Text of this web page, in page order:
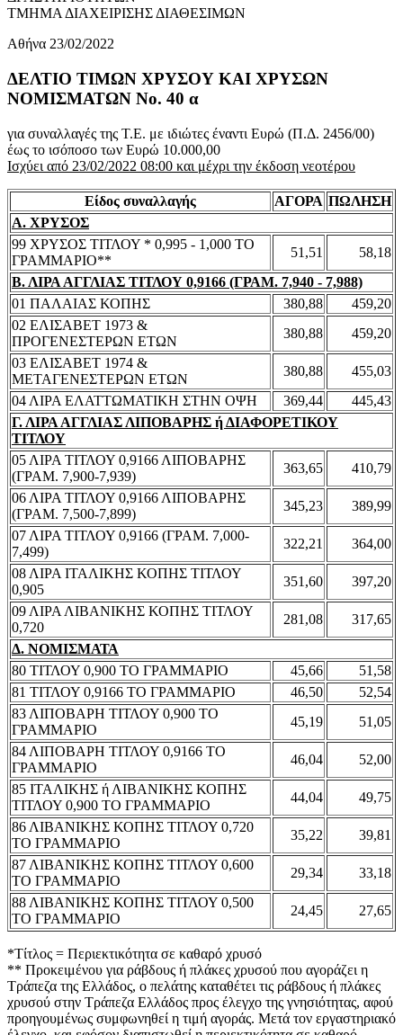
ΤΜΗΜΑ ΔΙΑΧΕΙΡΙΣΗΣ ΔΙΑΘΕΣΙΜΩΝ
Αθήνα 23/02/2022
ΔΕΛΤΙΟ ΤΙΜΩΝ ΧΡΥΣΟΥ ΚΑΙ ΧΡΥΣΩΝ
ΝΟΜΙΣΜΑΤΩΝ No. 40 α
για συναλλαγές της Τ.Ε. με ιδιώτες έναντι Ευρώ (Π.Δ. 2456/00)
έως το ισόποσο των Ευρώ 10.000,00
Ισχύει από 23/02/2022 08:00 και μέχρι την έκδοση νεοτέρου
Είδος συναλλαγής ΑΓΟΡΑ ΠΩΛΗΣΗ
Α. ΧΡΥΣΟΣ
99 ΧΡΥΣΟΣ ΤΙΤΛΟΥ * 0,995 - 1,000 ΤΟ
ΓΡΑΜΜΑΡΙΟ**
51,51
58,18
Β. ΛΙΡΑ ΑΓΓΛΙΑΣ ΤΙΤΛΟΥ 0,9166 (ΓΡΑΜ. 7,940 - 7,988)
01 ΠΑΛΑΙΑΣ ΚΟΠΗΣ
380,88
459,20
02 ΕΛΙΣΑΒΕΤ 1973 &
ΠΡΟΓΕΝΕΣΤΕΡΩΝ ΕΤΩΝ
380,88
459,20
03 ΕΛΙΣΑΒΕΤ 1974 &
ΜΕΤΑΓΕΝΕΣΤΕΡΩΝ ΕΤΩΝ
380,88
455,03
04 ΛΙΡΑ ΕΛΑΤΤΩΜΑΤΙΚΗ ΣΤΗΝ ΟΨΗ
369,44
445,43
Γ. ΛΙΡΑ ΑΓΓΛΙΑΣ ΛΙΠΟΒΑΡΗΣ ή ΔΙΑΦΟΡΕΤΙΚΟΥ
ΤΙΤΛΟΥ
05 ΛΙΡΑ ΤΙΤΛΟΥ 0,9166 ΛΙΠΟΒΑΡΗΣ
(ΓΡΑΜ. 7,900-7,939)
363,65
410,79
06 ΛΙΡΑ ΤΙΤΛΟΥ 0,9166 ΛΙΠΟΒΑΡΗΣ
(ΓΡΑΜ. 7,500-7,899)
345,23
389,99
07 ΛΙΡΑ ΤΙΤΛΟΥ 0,9166 (ΓΡΑΜ. 7,000-
7,499)
322,21
364,00
08 ΛΙΡΑ ΙΤΑΛΙΚΗΣ ΚΟΠΗΣ ΤΙΤΛΟΥ
0,905
351,60
397,20
09 ΛΙΡΑ ΛΙΒΑΝΙΚΗΣ ΚΟΠΗΣ ΤΙΤΛΟΥ
0,720
281,08
317,65
Δ. ΝΟΜΙΣΜΑΤΑ
80 ΤΙΤΛΟΥ 0,900 ΤΟ ΓΡΑΜΜΑΡΙΟ
45,66
51,58
81 ΤΙΤΛΟΥ 0,9166 ΤΟ ΓΡΑΜΜΑΡΙΟ
46,50
52,54
83 ΛΙΠΟΒΑΡΗ ΤΙΤΛΟΥ 0,900 ΤΟ
ΓΡΑΜΜΑΡΙΟ
45,19
51,05
84 ΛΙΠΟΒΑΡΗ ΤΙΤΛΟΥ 0,9166 ΤΟ
ΓΡΑΜΜΑΡΙΟ
46,04
52,00
85 ΙΤΑΛΙΚΗΣ ή ΛΙΒΑΝΙΚΗΣ ΚΟΠΗΣ
ΤΙΤΛΟΥ 0,900 ΤΟ ΓΡΑΜΜΑΡΙΟ
44,04
49,75
86 ΛΙΒΑΝΙΚΗΣ ΚΟΠΗΣ ΤΙΤΛΟΥ 0,720
ΤΟ ΓΡΑΜΜΑΡΙΟ
35,22
39,81
87 ΛΙΒΑΝΙΚΗΣ ΚΟΠΗΣ ΤΙΤΛΟΥ 0,600
ΤΟ ΓΡΑΜΜΑΡΙΟ
29,34
33,18
88 ΛΙΒΑΝΙΚΗΣ ΚΟΠΗΣ ΤΙΤΛΟΥ 0,500
ΤΟ ΓΡΑΜΜΑΡΙΟ
24,45 27,65
*Τίτλος = Περιεκτικότητα σε καθαρό χρυσό
** Προκειμένου για ράβδους ή πλάκες χρυσού που αγοράζει η
Τράπεζα της Ελλάδος, ο πελάτης καταθέτει τις ράβδους ή πλάκες
χρυσού στην Τράπεζα Ελλάδος προς έλεγχο της γνησιότητας, αφού
προηγουμένως συμφωνηθεί η τιμή αγοράς. Μετά τον εργαστηριακό